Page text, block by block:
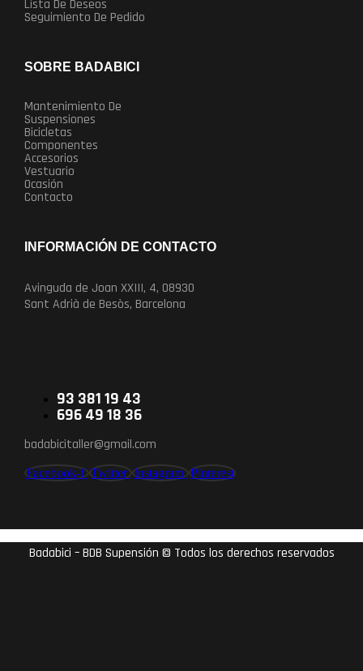
Lista De Deseos
Seguimiento De Pedido
SOBRE BADABICI
Mantenimiento De
Suspensiones
Bicicletas
Componentes
Accesorios
Vestuario
Ocasión
Contacto
INFORMACIÓN DE CONTACTO
Avinguda de Joan XXIII, 4, 08930
Sant Adrià de Besòs, Barcelona
93 381 19 43
696 49 18 36
badabicitaller@gmail.com
Facebook-f Twitter Instagram Pinterest
Badabici – BDB Supensión © Todos los derechos reservados